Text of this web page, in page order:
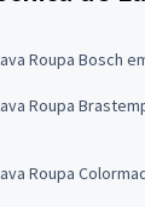
Roupa Bosch
Roupa
Roupa